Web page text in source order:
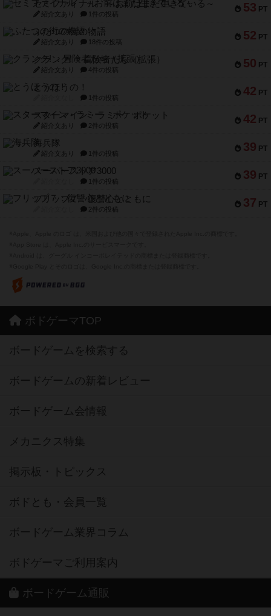
53 PT
セミファイナル ～お前はまだ生きている～
紹介文あり 1件の投稿
52 PT
ふたつの街の物語
紹介文あり 18件の投稿
50 PT
クランク! ：冒険者たち（拡張）
紹介文あり 4件の投稿
42 PT
とうほうの！
1件の投稿
42 PT
スターマイン・ラミー ポケット
紹介文あり 2件の投稿
39 PT
海兵隊
紹介文あり 1件の投稿
39 PT
スーパーストア3000
1件の投稿
37 PT
フリップ７：復讐心とともに
2件の投稿
ボドゲーマTOP
ボードゲームを検索する
ボードゲームの新着レビュー
ボードゲーム会情報
メカニクス特集
掲示板・トピックス
ボドとも・会員一覧
ボードゲーム業界コラム
ボドゲーマご利用案内
ボードゲーム通販